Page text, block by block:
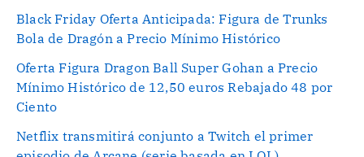
Black Friday Oferta Anticipada: Figura de Trunks
Bola de Dragón a Precio Mínimo Histórico
Oferta Figura Dragon Ball Super Gohan a Precio
Mínimo Histórico de 12,50 euros Rebajado 48 por
Ciento
Netflix transmitirá conjunto a Twitch el primer